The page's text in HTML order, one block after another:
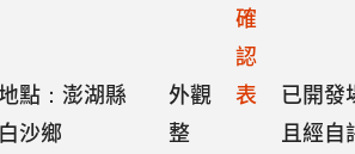
點：澎湖縣
白沙鄉
外觀
整
確
認
表
已開發
且經自